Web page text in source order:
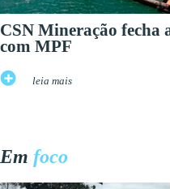
CSN Mineração fecha
com MPF
leia mais
Em foco